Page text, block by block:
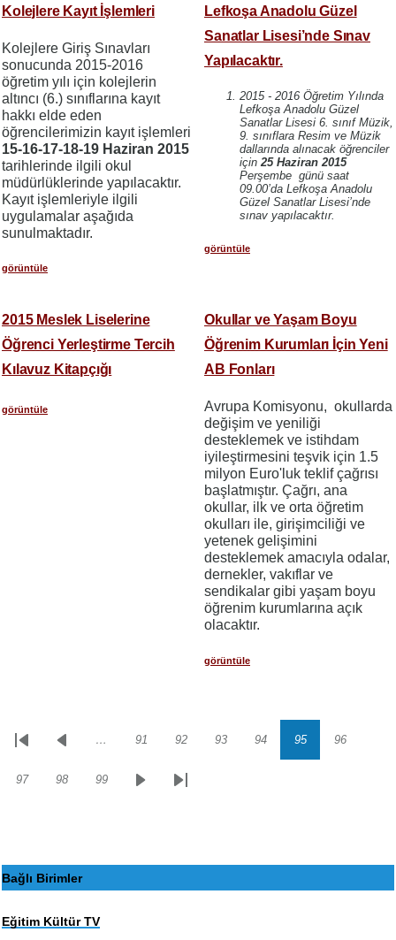
Kolejlere Kayıt İşlemleri
Kolejlere Giriş Sınavları
sonucunda 2015-2016
öğretim yılı için kolejlerin
altıncı (6.) sınıflarına kayıt
hakkı elde eden
öğrencilerimizin kayıt işlemleri
15-16-17-18-19 Haziran 2015
tarihlerinde ilgili okul
müdürlüklerinde yapılacaktır.
Kayıt işlemleriyle ilgili
uygulamalar aşağıda
sunulmaktadır.
görüntüle
Lefkoşa Anadolu Güzel
Sanatlar Lisesi’nde Sınav
Yapılacaktır.
2015 - 2016 Öğretim Yılında
Lefkoşa Anadolu Güzel
Sanatlar Lisesi 6. sınıf Müzik,
9. sınıflara Resim ve Müzik
dallarında alınacak öğrenciler
için 25 Haziran 2015
Perşembe günü saat
09.00’da Lefkoşa Anadolu
Güzel Sanatlar Lisesi’nde
sınav yapılacaktır.
görüntüle
2015 Meslek Liselerine
Öğrenci Yerleştirme Tercih
Kılavuz Kitapçığı
görüntüle
Okullar ve Yaşam Boyu
Öğrenim Kurumları İçin Yeni
AB Fonları
Avrupa Komisyonu, okullarda
değişim ve yeniliği
desteklemek ve istihdam
iyileştirmesini teşvik için 1.5
milyon Euro'luk teklif çağrısı
başlatmıştır. Çağrı, ana
okullar, ilk ve orta öğretim
okulları ile, girişimciliği ve
yetenek gelişimini
desteklemek amacıyla odalar,
dernekler, vakıflar ve
sendikalar gibi yaşam boyu
öğrenim kurumlarına açık
olacaktır.
görüntüle
Sayfalama
İlk
Önceki… Sayfa
91 Sayfa
92 Sayfa
93 Sayfa
94 Sayfa
95 Sayfa
96
Sayfa
97 Sayfa
98 Sayfa
99
SonrakiSon
Bağlı Birimler
Eğitim Kültür TV